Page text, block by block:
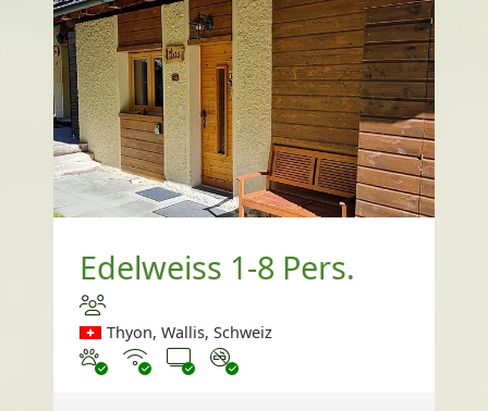
Edelweiss 1-8 Pers.
Thyon, Wallis, Schweiz
Haustiere erlaubt
InternetTV Nichtraucher